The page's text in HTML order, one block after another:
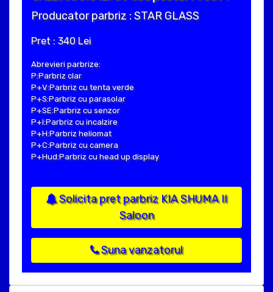
Producator parbriz : STAR GLASS
Pret : 340 Lei
Abrevieri parbrize:
P:Parbriz clar
P+V:Parbriz cu tenta verde
P+S:Parbriz cu parasolar
P+SE:Parbriz cu senzor
P+I:Parbriz cu incalzire
P+H:Parbriz heliomat
P+C:Parbriz cu camera
P+Hud:Parbriz cu head up display
Solicita pret parbriz KIA SHUMA II
Saloon
Suna vanzatorul